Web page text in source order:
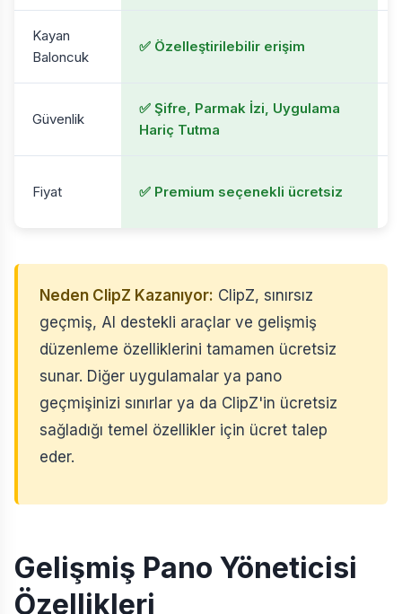
Kayan
Baloncuk
✅ Özelleştirilebilir erişim
Güvenlik
✅ Şifre, Parmak İzi, Uygulama
Hariç Tutma
Fiyat ✅ Premium seçenekli ücretsiz
Neden ClipZ Kazanıyor: ClipZ, sınırsız
geçmiş, AI destekli araçlar ve gelişmiş
düzenleme özelliklerini tamamen ücretsiz
sunar. Diğer uygulamalar ya pano
geçmişinizi sınırlar ya da ClipZ'in ücretsiz
sağladığı temel özellikler için ücret talep
eder.
Gelişmiş Pano Yöneticisi
Özellikleri